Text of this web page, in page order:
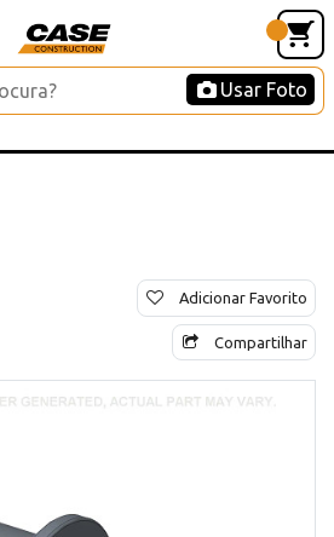
Usar Foto
Adicionar Favorito
Compartilhar